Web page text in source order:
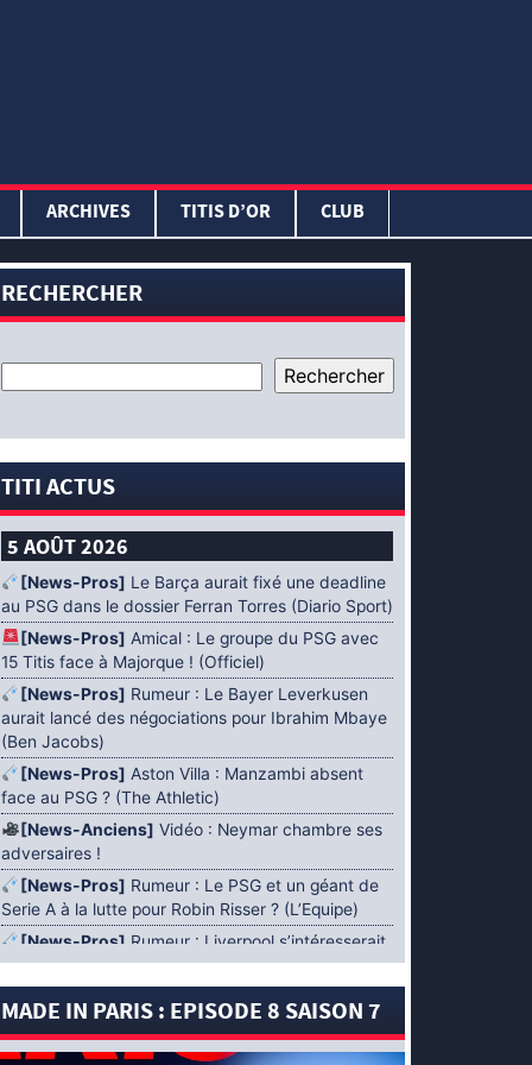
ARCHIVES TITIS D’OR CLUB
RECHERCHER
TITI ACTUS
5 AOÛT 2026
[News-Pros] Le Barça aurait fixé une deadline
au PSG dans le dossier Ferran Torres (Diario Sport)
[News-Pros] Amical : Le groupe du PSG avec
15 Titis face à Majorque ! (Officiel)
[News-Pros] Rumeur : Le Bayer Leverkusen
aurait lancé des négociations pour Ibrahim Mbaye
(Ben Jacobs)
[News-Pros] Aston Villa : Manzambi absent
face au PSG ? (The Athletic)
[News-Anciens] Vidéo : Neymar chambre ses
adversaires !
[News-Pros] Rumeur : Le PSG et un géant de
Serie A à la lutte pour Robin Risser ? (L’Equipe)
[News-Pros] Rumeur : Liverpool s’intéresserait
à Ibrahim Mbaye en plus de Bradley Barcola
(Fabrizio Romano)
[News-Pros]Rumeur : Accord contractuel
trouvé entre le PSG et Mika Godts (Fabrizio
MADE IN PARIS : EPISODE 8 SAISON 7